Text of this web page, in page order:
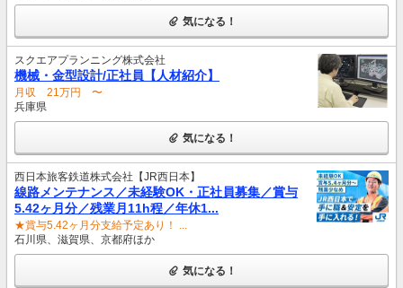
気になる！
スクエアプランニング株式会社
機械・金型設計/正社員【人材紹介】
月収 21万円 〜
兵庫県
気になる！
西日本旅客鉄道株式会社【JR西日本】
線路メンテナンス／未経験OK・正社員募集／賞与
5.42ヶ月分／残業月11h程／年休1...
★賞与5.42ヶ月分支給予定あり！ ...
石川県、滋賀県、京都府ほか
気になる！